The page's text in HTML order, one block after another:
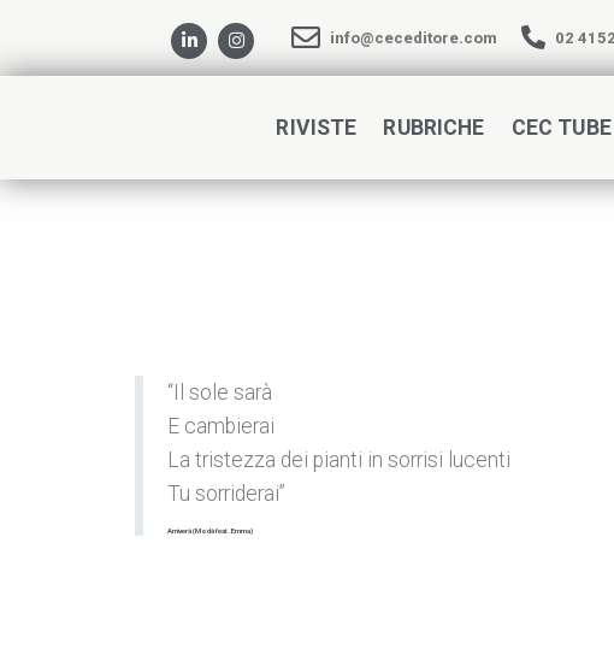
info@ceceditore.com 02
RIVISTE RUBRICHE CEC TUBE
“Il sole sarà
E cambierai
La tristezza dei pianti in sorrisi lucenti
Tu sorriderai”
Arriverà (Modà feat. Emma)